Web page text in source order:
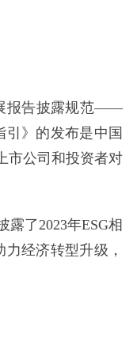
报告披露规范——
引》的发布是中国
市公司和投资者对
了2023年ESG相
经济转型升级，